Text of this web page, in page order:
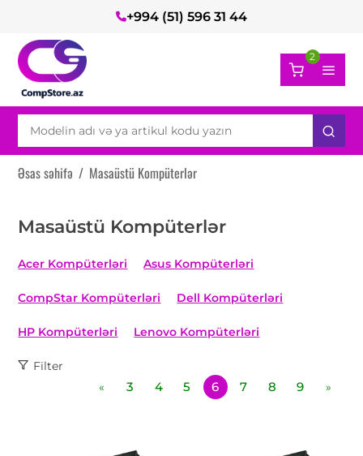
+994 (51) 596 31 44
2
Əsas səhifə / Masaüstü Kompüterlər
Masaüstü Kompüterlər
Acer Kompüterləri Asus Kompüterləri
CompStar Kompüterləri Dell Kompüterləri
HP Kompüterləri Lenovo Kompüterləri
Filter
«
3 4 5 6 7 8 9 »